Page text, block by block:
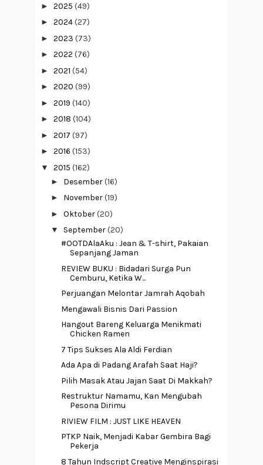
► 2025 (49)
► 2024(27)
► 2023 (73)
► 2022 (76)
► 2021 (54)
► 2020 (99)
► 2019 (140)
► 2018 (104)
► 2017 (97)
► 2016 (153)
▼ 2015 (162)
► Desember(16)
► November(19)
► Oktober(20)
▼ September(20)
#OOTDAlaAku : Jean & T-shirt, Pakaian
Sepanjang Jaman
REVIEW BUKU : Bidadari Surga Pun
Cemburu, Ketika W...
Perjuangan Melontar Jamrah Aqobah
Mengawali Bisnis Dari Passion
Hangout Bareng Keluarga Menikmati
Chicken Ramen
7 Tips Sukses Ala Aldi Ferdian
Ada Apa di Padang Arafah Saat Haji?
Pilih Masak Atau Jajan Saat Di Makkah?
Restruktur Namamu, Kan Mengubah
Pesona Dirimu
RIVIEW FILM : JUST LIKE HEAVEN
PTKP Naik, Menjadi Kabar Gembira Bagi
Pekerja
8 Tahun Indscript Creative Menginspirasi